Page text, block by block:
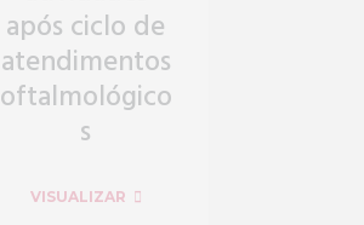
após ciclo de
atendimentos
oftalmológico
s
VISUALIZAR